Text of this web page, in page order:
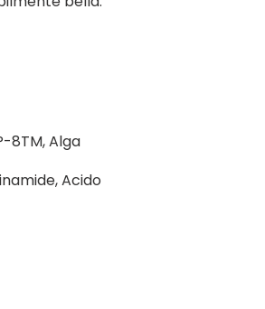
8TM, Alga
Acido